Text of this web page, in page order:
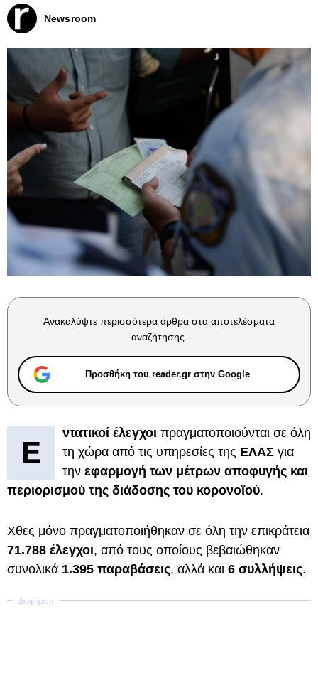
Newsroom
Ανακαλύψτε περισσότερα άρθρα στα αποτελέσματα
αναζήτησης.
Προσθήκη του reader.gr στην Google
Ε
ντατικοί έλεγχοι πραγματοποιούνται σε όλη
τη χώρα από τις υπηρεσίες της ΕΛΑΣ για
την εφαρμογή των μέτρων αποφυγής και
περιορισμού της διάδοσης του κορονοϊού.
Χθες μόνο πραγματοποιήθηκαν σε όλη την επικράτεια
71.788 έλεγχοι, από τους οποίους βεβαιώθηκαν
συνολικά 1.395 παραβάσεις, αλλά και 6 συλλήψεις.